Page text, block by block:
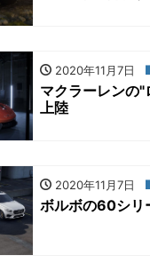
2020年11月7日
マクラーレンの
上陸
2020年11月7日
ボルボの60シ